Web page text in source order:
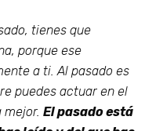
tienes que
porque ese
a ti. Al pasado es
puedes actuar en el
El pasado está